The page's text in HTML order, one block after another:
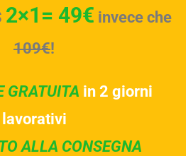
2×1= 49€ invece che
109€!
GRATUITA in 2 giorni
lavorativi
ALLA CONSEGNA